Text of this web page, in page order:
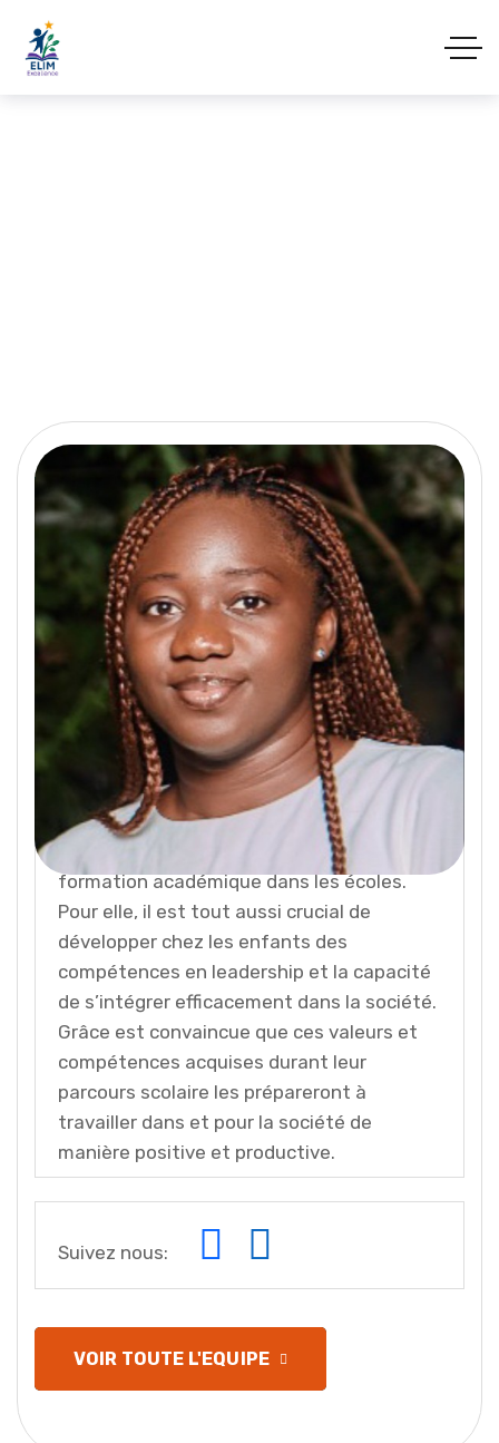
Trésorière Adjointe
Grâce Amandine KOFFI
Grâce Amandine KOFFI, Ivoirienne
diplômée de l’Université Nangui
Abrogouad’Abidjan, est actuellement
professeur de mathématiques au
collègeaprès avoir suivi une formation à
l’École Normale Supérieure d’Abidjan.
Elle croit fermement que l’éducation des
enfants ne se limite pas à une bonne
formation académique dans les écoles.
Pour elle, il est tout aussi crucial de
développer chez les enfants des
compétences en leadership et la capacité
de s’intégrer efficacement dans la société.
Grâce est convaincue que ces valeurs et
compétences acquises durant leur
parcours scolaire les prépareront à
travailler dans et pour la société de
manière positive et productive.
Suivez nous:
VOIR TOUTE L'EQUIPE